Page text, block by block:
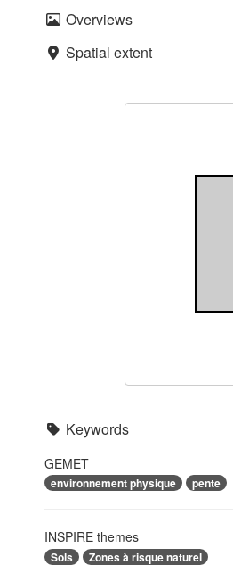
Overviews
Spatial extent
Keywords
GEMET
environnement physique pente
INSPIRE themes
Sols Zones à risque naturel